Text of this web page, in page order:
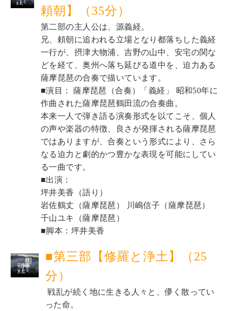
頼朝】（35分）
第二部の主人公は、源義経。
兄、頼朝に追われる立場となり都落ちした義経
一行が、摂津大物浦、吉野の山中、安宅の関な
どを経て、奥州へ落ち延びる道中を、迫力ある
薩摩琵琶の合奏で描いています。
■演目： 薩摩琵琶（合奏）「義経」 昭和50年に
作曲された薩摩琵琶鶴田流の合奏曲。
本来一人で弾き語る演奏形式を以てこそ、個人
の声や楽器の特徴、良さが発揮される薩摩琵琶
ではありますが、合奏という形式により、さら
なる迫力と劇的かつ豊かな表現を可能にしてい
る一曲です。
■出演：
坪井美香（語り）
岩佐鶴丈（薩摩琵琶） 川嶋信子（薩摩琵琶）
千山ユキ（薩摩琵琶）
■脚本： 坪井美香
■第三部【修羅と浄土】（25
分）
戦乱が続く地に生きる人々と、儚く散ってい
った命。